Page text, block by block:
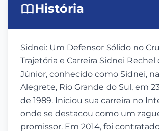
História
Sidnei: Um Defensor Sólido no
Trajetória e Carreira Sidnei Rechel
Júnior, conhecido como Sidnei,
Alegrete, Rio Grande do Sul, em
de 1989. Iniciou sua carreira no
onde se destacou como um
promissor. Em 2014, foi